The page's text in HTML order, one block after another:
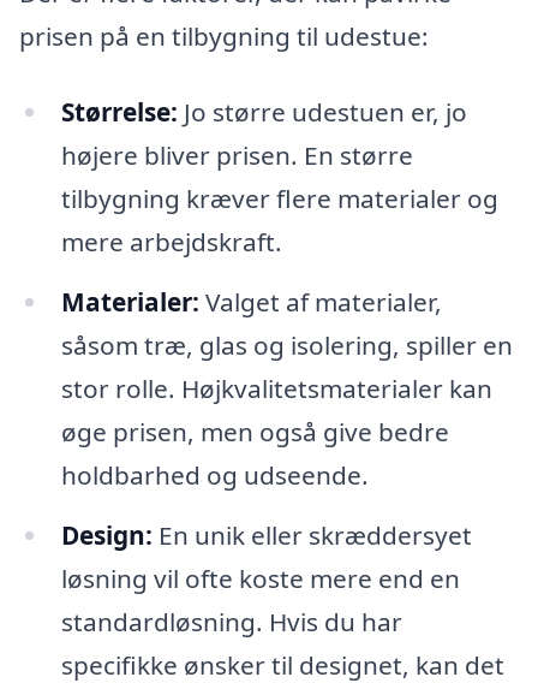
prisen på en tilbygning til udestue:
Størrelse: Jo større udestuen er, jo
højere bliver prisen. En større
tilbygning kræver flere materialer og
mere arbejdskraft.
Materialer: Valget af materialer,
såsom træ, glas og isolering, spiller en
stor rolle. Højkvalitetsmaterialer kan
øge prisen, men også give bedre
holdbarhed og udseende.
Design: En unik eller skræddersyet
løsning vil ofte koste mere end en
standardløsning. Hvis du har
specifikke ønsker til designet, kan det